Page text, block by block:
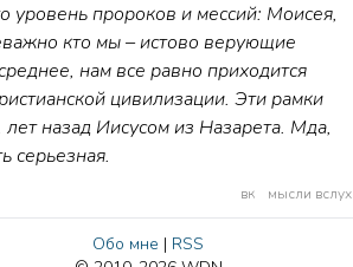
уровень пророков и мессий: Моисея,
кто мы – истово верующие
нам все равно приходится
цивилизации. Эти рамки
назад Иисусом из Назарета. Мда,
серьезная.
вк мысли вслух
Обо мне | RSS